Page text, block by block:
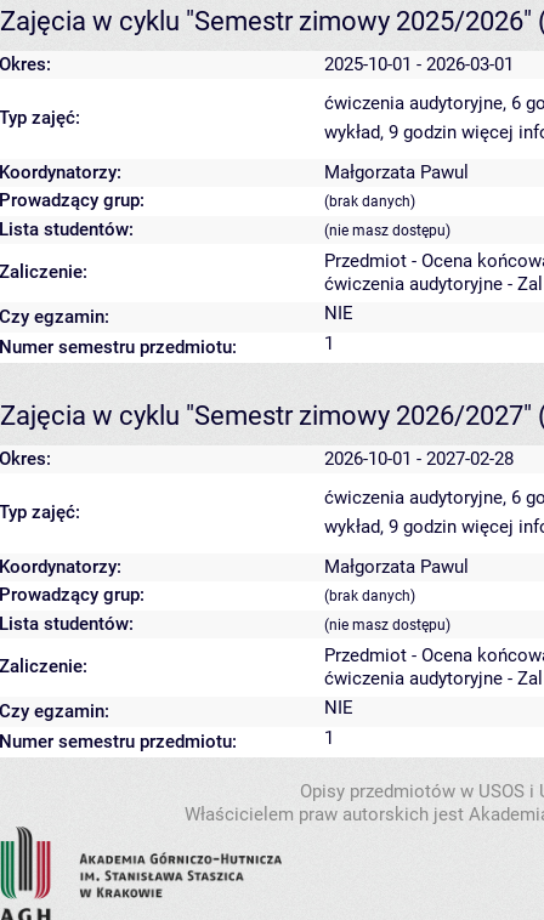
Zajęcia w cyklu "Semestr zimowy 2025/2026"
Okres: 2025-10-01 - 2026-03-01
Typ zajęć:
ćwiczenia audytoryjne, 6
wykład, 9 godzin więcej
Koordynatorzy:
Małgorzata Pawul
Prowadzący grup:
(brak danych)
Lista studentów: (nie masz dostępu)
Zaliczenie:
Przedmiot - Ocena
ćwiczenia audytoryjne -
Czy egzamin:
NIE
Numer semestru przedmiotu:
1
Zajęcia w cyklu "Semestr zimowy 2026/2027"
Okres: 2026-10-01 - 2027-02-28
Typ zajęć:
ćwiczenia audytoryjne, 6
wykład, 9 godzin więcej
Koordynatorzy:
Małgorzata Pawul
Prowadzący grup:
(brak danych)
Lista studentów: (nie masz dostępu)
Zaliczenie:
Przedmiot - Ocena
ćwiczenia audytoryjne -
Czy egzamin:
NIE
Numer semestru przedmiotu:
1
Opisy przedmiotów w USOS
Właścicielem praw autorskich jest